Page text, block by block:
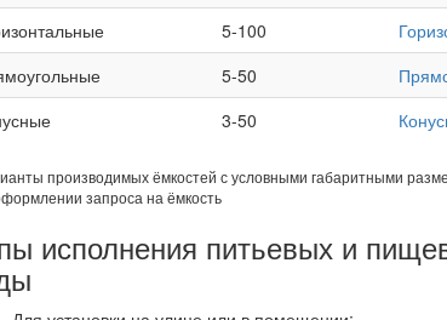
5-100
5-50
3-50
производимых ёмкостей с условными габаритными
запроса на ёмкость
исполнения питьевых и